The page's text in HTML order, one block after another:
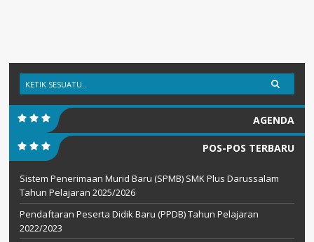
AGENDA
POS-POS TERBARU
Sistem Penerimaan Murid Baru (SPMB) SMK Plus Darussalam
Tahun Pelajaran 2025/2026
Pendaftaran Peserta Didik Baru (PPDB) Tahun Pelajaran
2022/2023